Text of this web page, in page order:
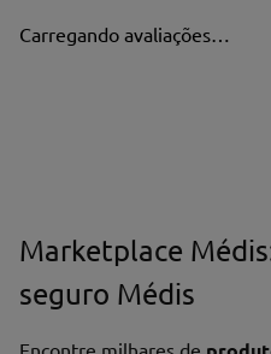
Carregando avaliações…
Marketplace
seguro Médis